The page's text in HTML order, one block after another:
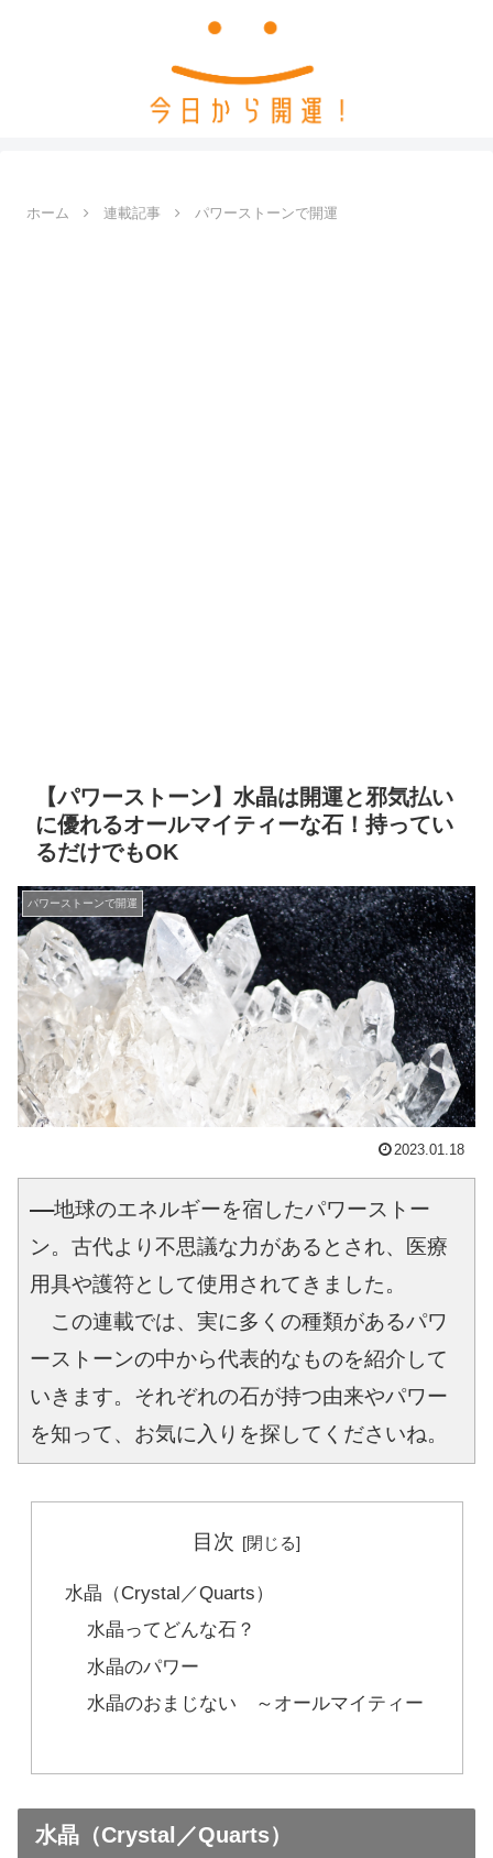
ホーム 連載記事 パワーストーンで開運
【パワーストーン】水晶は開運と邪気払い
に優れるオールマイティーな石！持ってい
るだけでもOK
パワーストーンで開運
2023.01.18
――地球のエネルギーを宿したパワーストー
ン。古代より不思議な力があるとされ、医療
用具や護符として使用されてきました。
この連載では、実に多くの種類があるパワ
ーストーンの中から代表的なものを紹介して
いきます。それぞれの石が持つ由来やパワー
を知って、お気に入りを探してくださいね。
目次
水晶（Crystal／Quarts）
水晶ってどんな石？
水晶のパワー
水晶のおまじない ～オールマイティー
水晶（Crystal／Quarts）